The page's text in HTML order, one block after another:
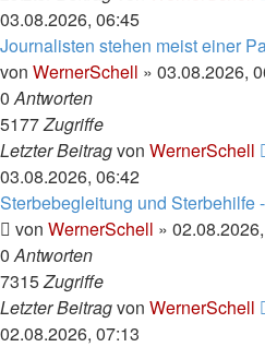
03.08.2026, 06:45
Journalisten stehen meist einer
von WernerSchell » 03.08.2026,
0Antworten
5177Zugriffe
Letzter Beitragvon WernerSchell
03.08.2026, 06:42
Sterbebegleitung und Sterbehilfe
von WernerSchell »
0Antworten
7315Zugriffe
Letzter Beitragvon WernerSchell
02.08.2026, 07:13